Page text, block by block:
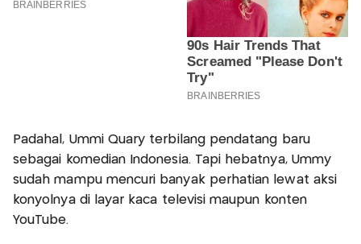
Padahal, Ummi Quary terbilang pendatang baru
sebagai komedian Indonesia. Tapi hebatnya, Ummy
sudah mampu mencuri banyak perhatian lewat aksi
konyolnya di layar kaca televisi maupun konten
YouTube.